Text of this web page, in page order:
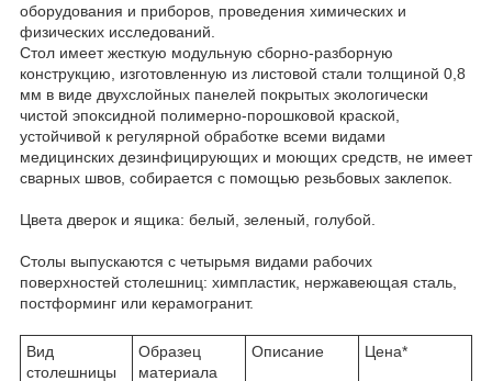
оборудования и приборов, проведения химических и
физических исследований.
Стол имеет жесткую модульную сборно-разборную
конструкцию, изготовленную из листовой стали толщиной 0,8
мм в виде двухслойных панелей покрытых экологически
чистой эпоксидной полимерно-порошковой краской,
устойчивой к регулярной обработке всеми видами
медицинских дезинфицирующих и моющих средств, не имеет
сварных швов, собирается с помощью резьбовых заклепок.
Цвета дверок и ящика: белый, зеленый, голубой.
Столы выпускаются с четырьмя видами рабочих
поверхностей столешниц: химпластик, нержавеющая сталь,
постформинг или керамогранит.
Вид
столешницы
Образец
материала
Описание Цена*